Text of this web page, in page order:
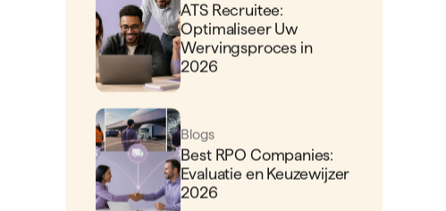
ATS Recruitee:
Optimaliseer Uw
Wervingsproces in
2026
Blogs
Best RPO Companies:
Evaluatie en Keuzewijzer
2026